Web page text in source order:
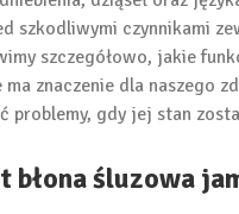
szkodliwymi czynnikami
szczegółowo, jakie
znaczenie dla naszego
problemy, gdy jej stan
błona śluzowa